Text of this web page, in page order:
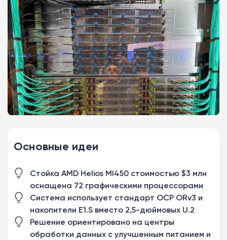
Основные идеи
Стойка AMD Helios MI450 стоимостью $3 млн
оснащена 72 графическими процессорами
Система использует стандарт OCP ORv3 и
накопители E1.S вместо 2,5-дюймовых U.2
Решение ориентировано на центры
обработки данных с улучшенным питанием и